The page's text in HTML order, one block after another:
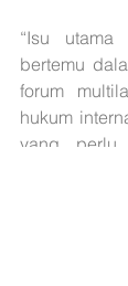
“Isu utama
bertemu
forum
hukum
yang perlu